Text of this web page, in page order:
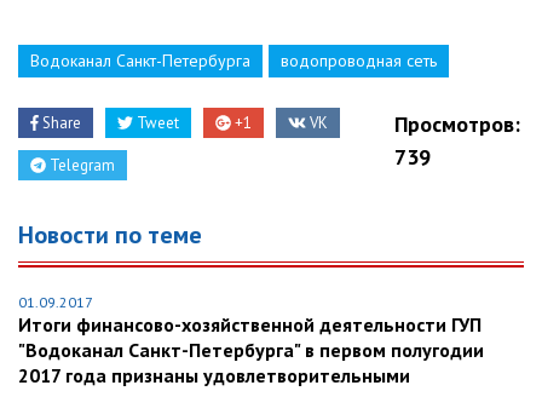
Водоканал Санкт-Петербурга водопроводная сеть
Share Tweet +1 VK
Telegram
Просмотров:
739
Новости по теме
01.09.2017
Итоги финансово-хозяйственной деятельности ГУП
"Водоканал Санкт-Петербурга" в первом полугодии
2017 года признаны удовлетворительными